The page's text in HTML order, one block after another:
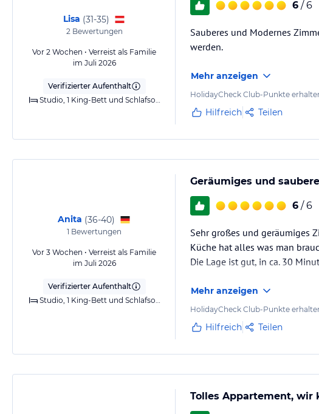
Lisa (31-35)
2Bewertungen
Vor 2 Wochen • Verreist als Familie
im Juli 2026
Verifizierter Aufenthalt
Studio, 1 King-Bett und Schlafsofa
6 / 6
Sauberes und Modernes
werden.
Mehr anzeigen
HolidayCheck Club-Punkte
Hilfreich Teilen
Anita (36-40)
1 Bewertungen
Vor 3 Wochen • Verreist als Familie
im Juli 2026
Verifizierter Aufenthalt
Studio, 1 King-Bett und Schlafsofa
Geräumiges und
6 / 6
Sehr großes und geräumiges
Küche hat alles was man
Die Lage ist gut, in ca. 30
Mehr anzeigen
HolidayCheck Club-Punkte
Hilfreich Teilen
Tolles Appartement, wir